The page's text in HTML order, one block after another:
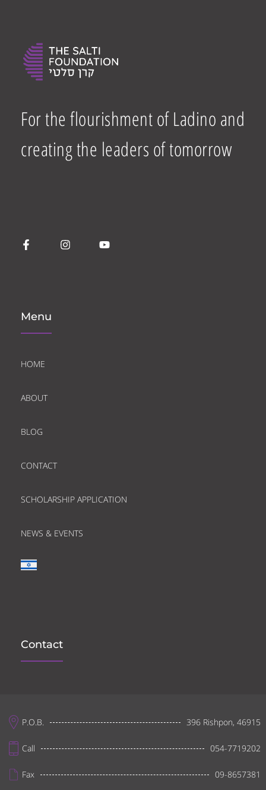
For the flourishment of Ladino and
creating the leaders of tomorrow
Menu
HOME
ABOUT
BLOG
CONTACT
SCHOLARSHIP APPLICATION
NEWS & EVENTS
Contact
P.O.B. 396 Rishpon, 46915
Call 054-7719202
Fax 09-8657381